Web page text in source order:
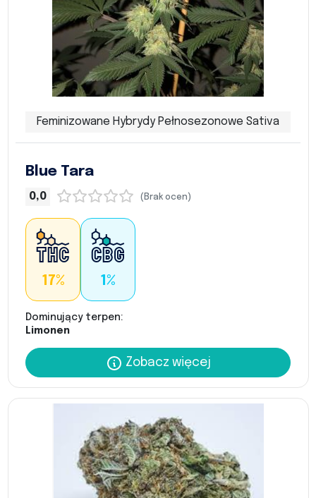
Feminizowane Hybrydy Pełnosezonowe Sativa
Blue Tara
0,0 (Brak ocen)
17% 1%
Dominujący terpen:
Limonen
Zobacz więcej